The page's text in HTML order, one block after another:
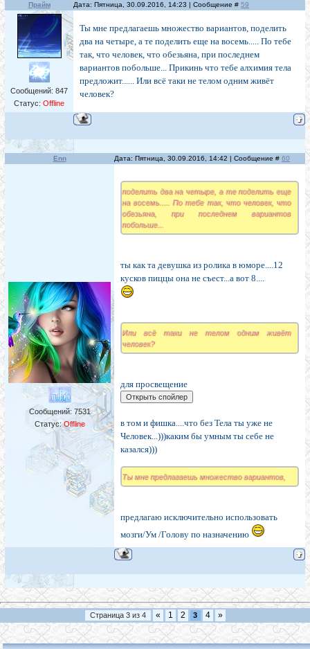
Прайм Дата: Пятница, 30.09.2016, 14:23 | Сообщение # 59
Сообщений: 847
Статус: Offline
Ты мне предлагаешь множество вариантов, поделить
два на четыре, а те поделить еще на восемь..... По тебе
так, что человек, что обезьяна, при последнем
вариантов побольше... Прикинь что тебе алхимия тела
предложит...... Или всё таки не телом одним живёт
человек?
Enn Дата: Пятница, 30.09.2016, 14:42 | Сообщение # 60
Сообщений: 7531
Статус:Offline
поделить два на четыре, а те поделить еще
на восемь..... По тебе так, что человек, что
обезьяна, при последнем вариантов
побольше...
ты как та девушка из ролика в юморе....12
кусков пиццы она не съест...а вот 8....
Или всё таки не телом одним живёт
человек?
для просвещение
в том и фишка....что без Тела ты уже не
Человек...)))каким бы умным ты себе не
казался)))
Ты мне предлагаешь множество вариантов,
предлагаю исключительно использовать
мозги/Ум /Голову по назначению
Страница 3из 4 « 1 2 3 4 »